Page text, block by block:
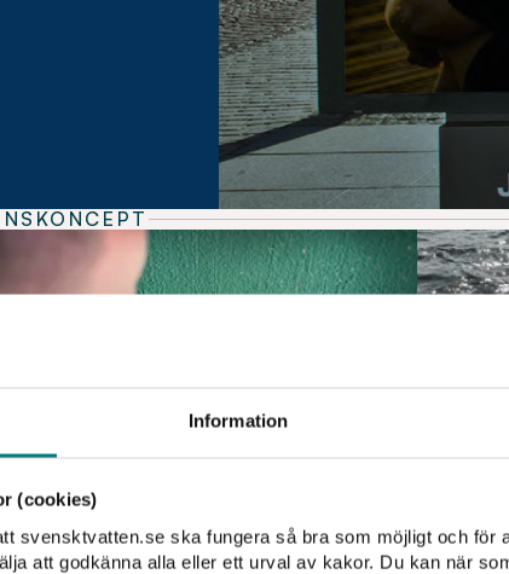
Information
(cookies)
svensktvatten.se ska fungera så bra som möjligt och för
att godkänna alla eller ett urval av kakor. Du kan när